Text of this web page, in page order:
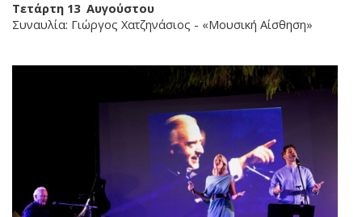
Τετάρτη 13 Αυγούστου
Συναυλία: Γιώργος Χατζηνάσιος - «Μουσική Αίσθηση»